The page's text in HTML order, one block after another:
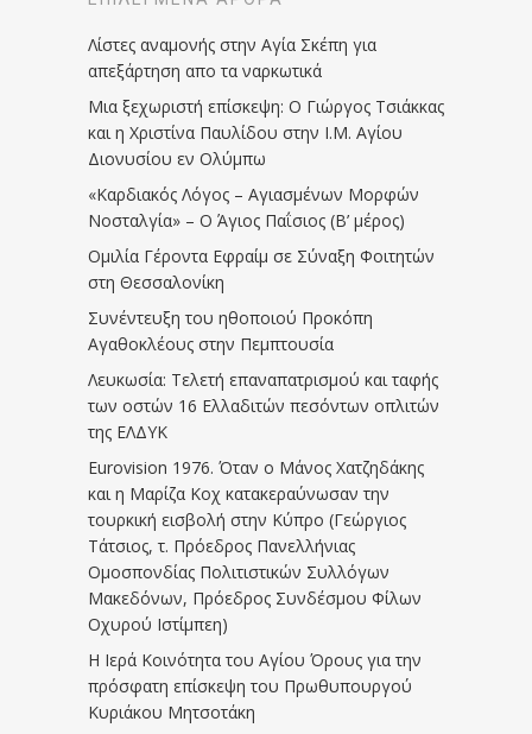
Λίστες αναμονής στην Αγία Σκέπη για
απεξάρτηση απο τα ναρκωτικά
Μια ξεχωριστή επίσκεψη: Ο Γιώργος Τσιάκκας
και η Χριστίνα Παυλίδου στην Ι.Μ. Αγίου
Διονυσίου εν Ολύμπω
«Καρδιακός Λόγος – Αγιασμένων Μορφών
Νοσταλγία» – Ο Άγιος Παΐσιος (Β’ μέρος)
Ομιλία Γέροντα Εφραίμ σε Σύναξη Φοιτητών
στη Θεσσαλονίκη
Συνέντευξη του ηθοποιού Προκόπη
Αγαθοκλέους στην Πεμπτουσία
Λευκωσία: Τελετή επαναπατρισμού και ταφής
των οστών 16 Ελλαδιτών πεσόντων οπλιτών
της ΕΛΔΥΚ
Eurovision 1976. Όταν ο Μάνος Χατζηδάκης
και η Μαρίζα Κοχ κατακεραύνωσαν την
τουρκική εισβολή στην Κύπρο (Γεώργιος
Τάτσιος, τ. Πρόεδρος Πανελλήνιας
Ομοσπονδίας Πολιτιστικών Συλλόγων
Μακεδόνων, Πρόεδρος Συνδέσμου Φίλων
Οχυρού Ιστίμπεη)
Η Ιερά Κοινότητα του Αγίου Όρους για την
πρόσφατη επίσκεψη του Πρωθυπουργού
Κυριάκου Μητσοτάκη